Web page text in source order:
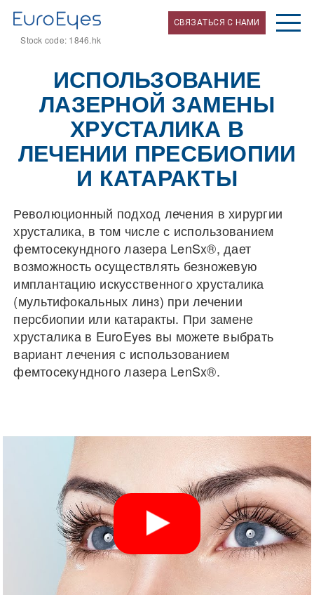
Stock code: 1846.hk
СВЯЗАТЬСЯ С НАМИ
ИСПОЛЬЗОВАНИЕ
ЛАЗЕРНОЙ ЗАМЕНЫ
ХРУСТАЛИКА В
ЛЕЧЕНИИ ПРЕСБИОПИИ
И КАТАРАКТЫ
Революционный подход лечения в хирургии
хрусталика, в том числе с использованием
фемтосекундного лазера LenSx®, дает
возможность осуществлять безножевую
имплантацию искусственного хрусталика
(мультифокальных линз) при лечении
персбиопии или катаракты. При замене
хрусталика в EuroEyes вы можете выбрать
вариант лечения с использованием
фемтосекундного лазера LenSx®.